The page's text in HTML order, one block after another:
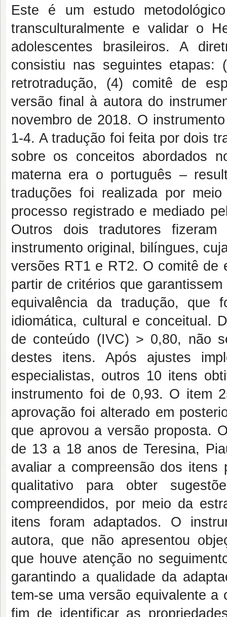
Este é um estudo
transculturalmente e validar o
adolescentes brasileiros. A
consistiu nas seguintes
retrotradução, (4) comitê de
versão final à autora do
novembro de 2018. O
1-4. A tradução foi feita por dois
sobre os conceitos abordados
materna era o português –
traduções foi realizada por
processo registrado e mediado
Outros dois tradutores
instrumento original, bilíngues,
versões RT1 e RT2. O comitê de
partir de critérios que
equivalência da tradução, que
idiomática, cultural e conceitual.
de conteúdo (IVC) > 0,80, não
destes itens. Após ajustes
especialistas, outros 10 itens
instrumento foi de 0,93. O item
aprovação foi alterado em
que aprovou a versão proposta.
de 13 a 18 anos de Teresina,
avaliar a compreensão dos
qualitativo para obter
compreendidos, por meio da
itens foram adaptados. O
autora, que não apresentou
que houve atenção no
garantindo a qualidade da
tem-se uma versão equivalente a
fim de identificar as